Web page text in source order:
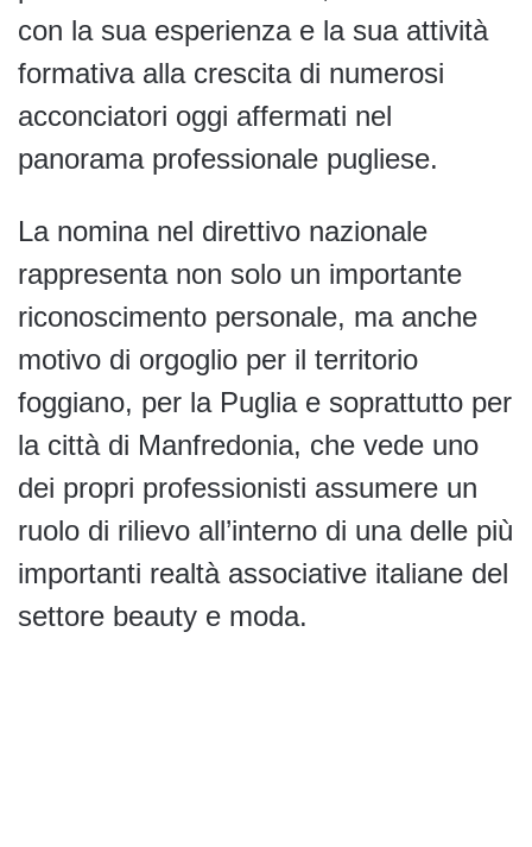
con la sua esperienza e la sua attività
formativa alla crescita di numerosi
acconciatori oggi affermati nel
panorama professionale pugliese.
La nomina nel direttivo nazionale
rappresenta non solo un importante
riconoscimento personale, ma anche
motivo di orgoglio per il territorio
foggiano, per la Puglia e soprattutto per
la città di Manfredonia, che vede uno
dei propri professionisti assumere un
ruolo di rilievo all’interno di una delle più
importanti realtà associative italiane del
settore beauty e moda.